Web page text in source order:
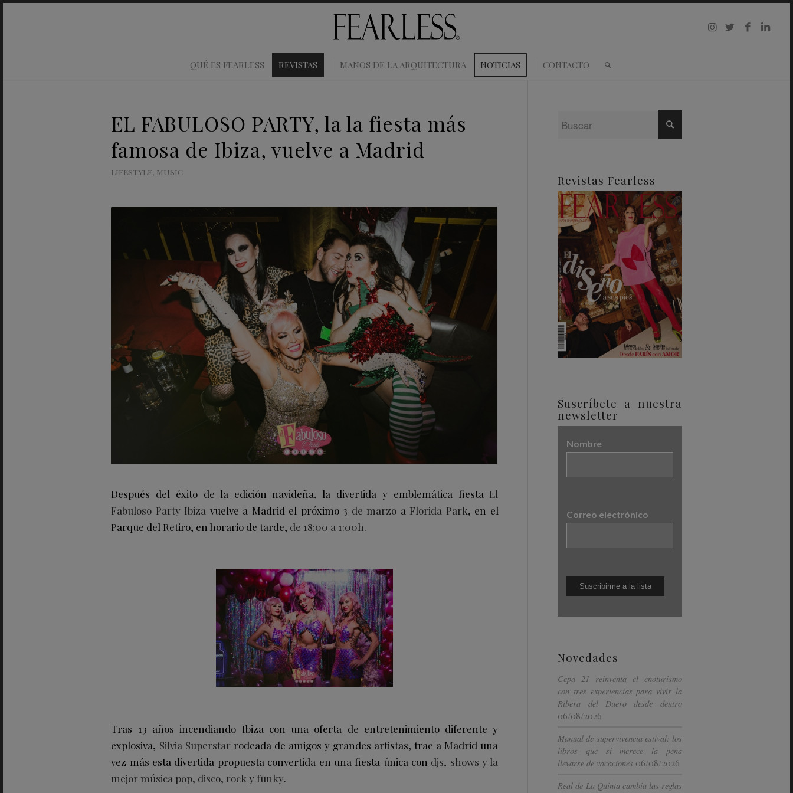
QUÉ ES FEARLESS REVISTAS MANOS DE LA ARQUITECTURA NOTICIAS CONTACTO
EL FABULOSO PARTY, la la fiesta más
famosa de Ibiza, vuelve a Madrid
LIFESTYLE, MUSIC
Después del éxito de la edición navideña, la divertida y emblemática fiesta El
Fabuloso Party Ibiza vuelve a Madrid el próximo3 de marzo a Florida Park, en el
Parque del Retiro, en horario de tarde, de 18:00 a 1:00h.
Tras 13 años incendiando Ibiza con una oferta de entretenimiento diferente y
explosiva, Silvia Superstarrodeada de amigos y grandes artistas, trae a Madrid una
vez más esta divertida propuesta convertida en una fiesta única con djs, shows y la
mejor música pop, disco, rock y funky.
Revistas Fearless
Suscríbete a nuestra
newsletter
Nombre
Correo electrónico
Novedades
Cepa 21 reinventa el enoturismo
con tres experiencias para vivir la
Ribera del Duero desde dentro
06/08/2026
Manual de supervivencia estival: los
libros que sí merece la pena
llevarse de vacaciones 06/08/2026
Real de La Quinta cambia las reglas